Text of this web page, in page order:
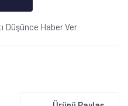
Düşünce Haber Ver